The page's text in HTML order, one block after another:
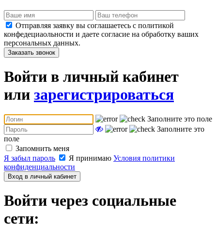
Отправляя заявку вы соглашаетесь с политикой
конфедециаольности и даете согласие на обработку ваших
персональных данных.
Заказать звонок
Войти в личный кабинет
или зарегистрироваться
Заполните это поле
Заполните это
поле
Запомнить меня
Я забыл пароль
Я принимаю Условия политики
конфиденциальности
Вход в личный кабинет
Войти через социальные
сети: